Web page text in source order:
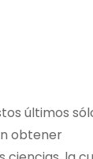
últimos
obtener